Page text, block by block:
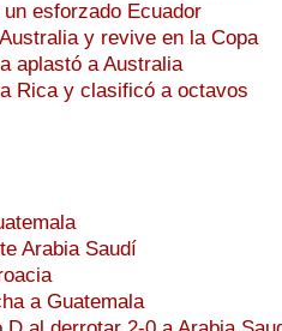
esforzado Ecuador
y revive en la Copa
aplastó a Australia
Rica y clasificó a octavos
Arabia Saudí
a Guatemala